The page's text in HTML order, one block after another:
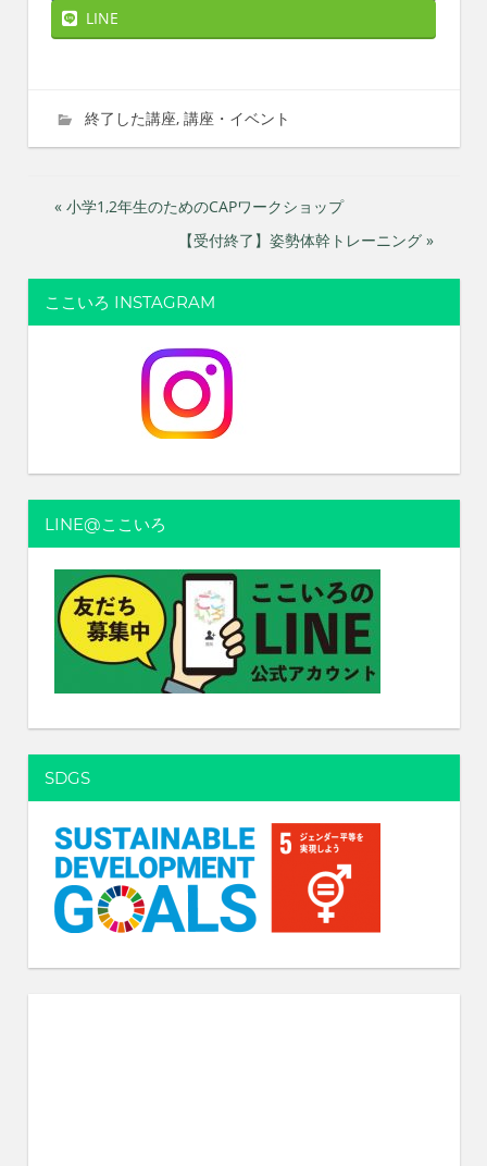
LINE
2023年7月1日
imati
終了した講座, 講座・イベント
投
ナ
シ
ョ
ン
« 小学1,2年生のためのCAPワークショップ
【受付終了】姿勢体幹トレーニング »
ここいろ INSTAGRAM
LINE@ここいろ
SDGS